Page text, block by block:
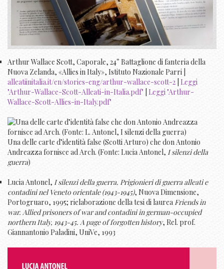
Arthur Wallace Scott, Caporale, 24° Battaglione di fanteria della
Nuova Zelanda, «Allies in Italy», Istituto Nazionale Parri |
alleatiinitalia.it/en/stories-eng/arthur-wallace-scott-2 Leggi
"Arthur-Wallace-Scott-Alleati-in-Italia.pdf" Leggi "Arthur-
Wallace-Scott-Allies-in-Italy.pdf"
Una delle carte d’identità false (Scotti Arturo) che don Antonio
Andreazza fornisce ad Arch. (Fonte: Lucia Antonel, I silenzi della
guerra)
Lucia Antonel, I silenzi della guerra. Prigionieri di guerra alleati e
contadini nel Veneto orientale (1943-1945), Nuova Dimensione,
Portogruaro, 1995; rielaborazione della tesi di laureaFriends in
war. Allied prisoners of war and contadini in german-occupied
northern Italy, 1943-45. A page of forgotten history, Rel. prof.
Giannantonio Paladini, UniVe, 1993